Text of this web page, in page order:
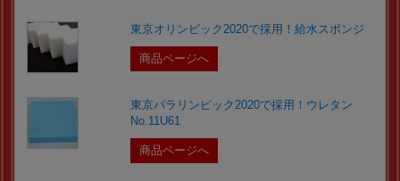
東京オリンピック2020で採用！給水スポンジ
商品ページへ
東京パラリンピック2020で採用！ウレタン
No.11U61
商品ページへ